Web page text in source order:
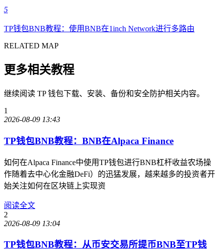
5
TP钱包BNB教程：使用BNB在1inch Network进行多路由
RELATED MAP
更多相关教程
继续阅读 TP 钱包下载、安装、备份和安全防护相关内容。
1
2026-08-09 13:43
TP钱包BNB教程：BNB在Alpaca Finance
如何在Alpaca Finance中使用TP钱包进行BNB杠杆收益农场操
作随着去中心化金融DeFi）的迅猛发展，越来越多的投资者开
始关注如何在区块链上实现资
阅读全文
2
2026-08-09 13:04
TP钱包BNB教程：从币安交易所提币BNB至TP钱